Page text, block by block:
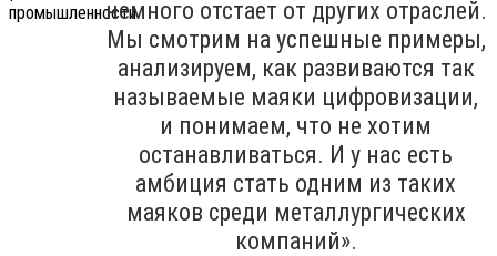
немного отстает от других отраслей.
Мы смотрим на успешные примеры,
анализируем, как развиваются так
называемые маяки цифровизации,
и понимаем, что не хотим
останавливаться. И у нас есть
амбиция стать одним из таких
маяков среди металлургических
компаний».